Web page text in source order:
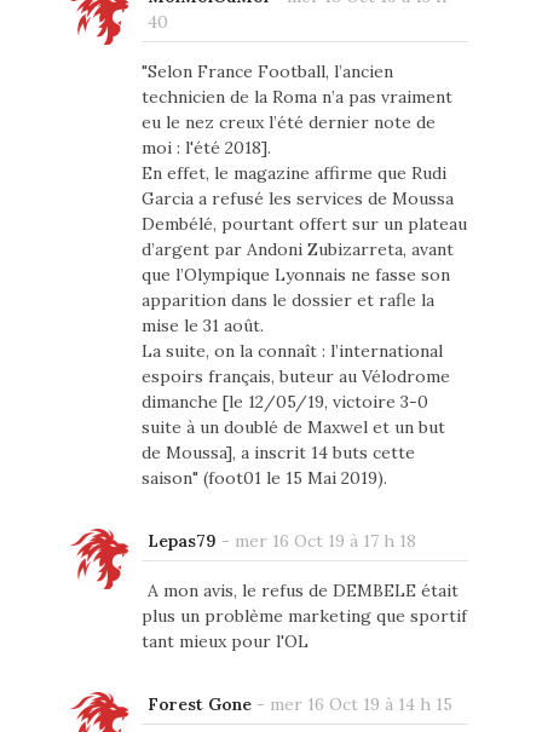
40
"Selon France Football, l’ancien
technicien de la Roma n’a pas vraiment
eu le nez creux l’été dernier note de
moi : l'été 2018].
En effet, le magazine affirme que Rudi
Garcia a refusé les services de Moussa
Dembélé, pourtant offert sur un plateau
d’argent par Andoni Zubizarreta, avant
que l’Olympique Lyonnais ne fasse son
apparition dans le dossier et rafle la
mise le 31 août.
La suite, on la connaît : l’international
espoirs français, buteur au Vélodrome
dimanche [le 12/05/19, victoire 3-0
suite à un doublé de Maxwel et un but
de Moussa], a inscrit 14 buts cette
saison" (foot01 le 15 Mai 2019).
Lepas79 - mer 16 Oct 19 à 17 h 18
A mon avis, le refus de DEMBELE était
plus un problème marketing que sportif
tant mieux pour l'OL
Forest Gone- mer 16 Oct 19 à 14 h 15